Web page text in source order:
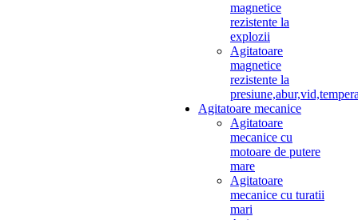
magnetice
rezistente la
explozii
Agitatoare
magnetice
rezistente la
Agitatoare mecanice
Agitatoare
mecanice cu
motoare de putere
mare
Agitatoare
mecanice cu turatii
mari